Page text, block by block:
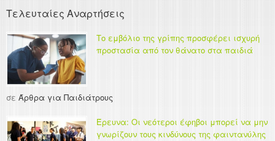
Τελευταίες Αναρτήσεις
Το εμβόλιο της γρίπης προσφέρει ισχυρή
προστασία από τον θάνατο στα παιδιά
σε Άρθρα για Παιδιάτρους
Έρευνα: Οι νεότεροι έφηβοι μπορεί να μην
γνωρίζουν τους κινδύνους της φαιντανύλης